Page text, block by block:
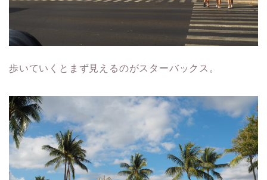
歩いていくとまず見えるのがスターバックス。